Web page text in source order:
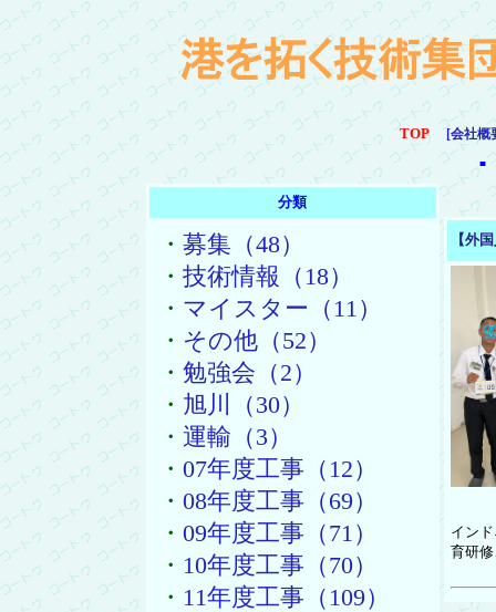
TOP [会社概
■
分類
・ 募集（48）
・ 技術情報（18）
・ マイスター（11）
・ その他（52）
・ 勉強会（2）
・ 旭川（30）
・ 運輸（3）
・ 07年度工事（12）
・ 08年度工事（69）
・ 09年度工事（71）
・ 10年度工事（70）
・ 11年度工事（109）
【外
イン
育研